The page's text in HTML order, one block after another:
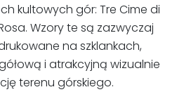
kultowych gór: Tre Cime di
Wzory te są zazwyczaj
na szklankach,
i atrakcyjną wizualnie
terenu górskiego.